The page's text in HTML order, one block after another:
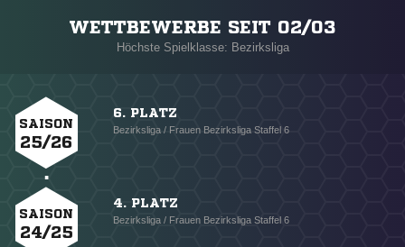
WETTBEWERBE SEIT 02/03
Höchste Spielklasse: Bezirksliga
SAISON
25/26
6. PLATZ
Bezirksliga / Frauen Bezirksliga Staffel 6
SAISON
24/25
4. PLATZ
Bezirksliga / Frauen Bezirksliga Staffel 6